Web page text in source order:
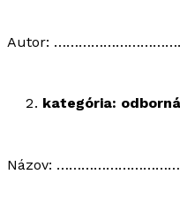
Autor:
kategória:
Názov: